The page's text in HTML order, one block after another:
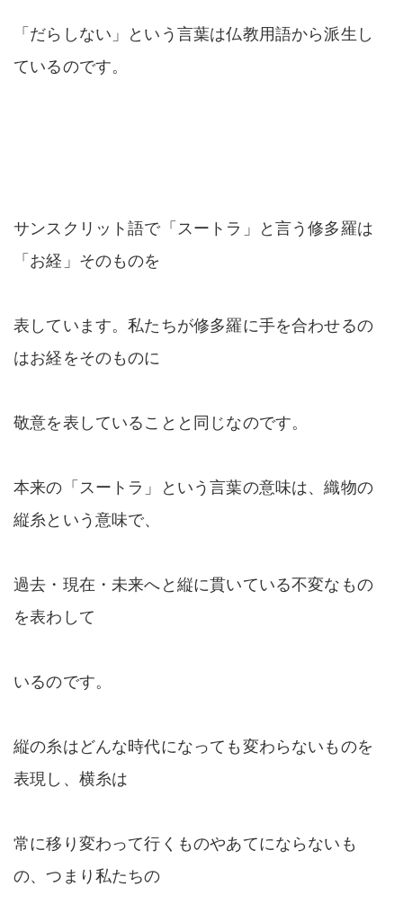
「だらしない」という言葉は仏教用語から派生し
ているのです。
サンスクリット語で「スートラ」と言う修多羅は
「お経」そのものを
表しています。私たちが修多羅に手を合わせるの
はお経をそのものに
敬意を表していることと同じなのです。
本来の「スートラ」という言葉の意味は、織物の
縦糸という意味で、
過去・現在・未来へと縦に貫いている不変なもの
を表わして
いるのです。
縦の糸はどんな時代になっても変わらないものを
表現し、横糸は
常に移り変わって行くものやあてにならないも
の、つまり私たちの